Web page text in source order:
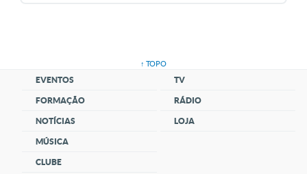
↑ TOPO
EVENTOS
FORMAÇÃO
NOTÍCIAS
MÚSICA
CLUBE
TV
RÁDIO
LOJA